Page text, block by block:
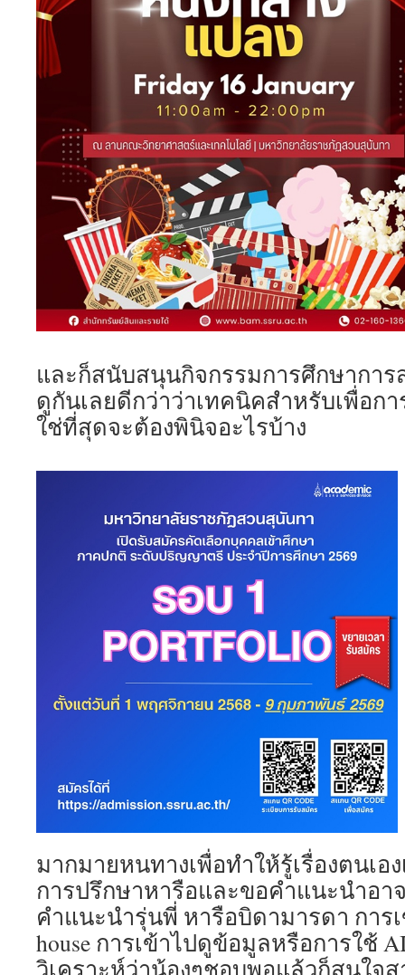
และก็สนับสนุนกิจกรรมการศึกษาการ
ดูกันเลยดีกว่าว่าเทคนิคสำหรับเพื่อก
ใช่ที่สุดจะต้องพินิจอะไรบ้าง
มากมายหนทางเพื่อทำให้รู้เรื่องตนเอ
การปรึกษาหารือและขอคำแนะนำอา
คำแนะนำรุ่นพี่ หารือบิดามารดา การ
house การเข้าไปดูข้อมูลหรือการใช้
วิเคราะห์ว่าน้องๆชอบพอแล้วก็สนใจ